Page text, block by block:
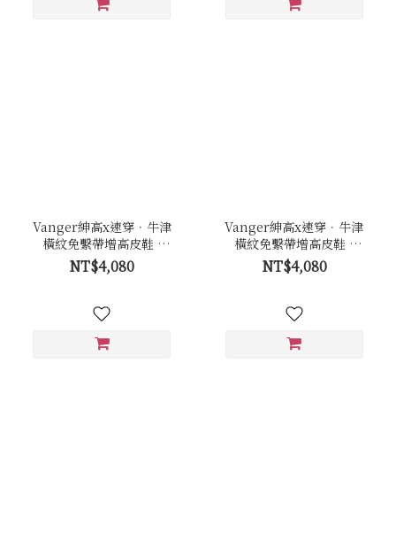
Vanger紳高x速穿．牛津
橫紋免繫帶增高皮鞋 -
Va289褐
NT$4,080
Vanger紳高x速穿．牛津
橫紋免繫帶增高皮鞋 -
Va289黑
NT$4,080